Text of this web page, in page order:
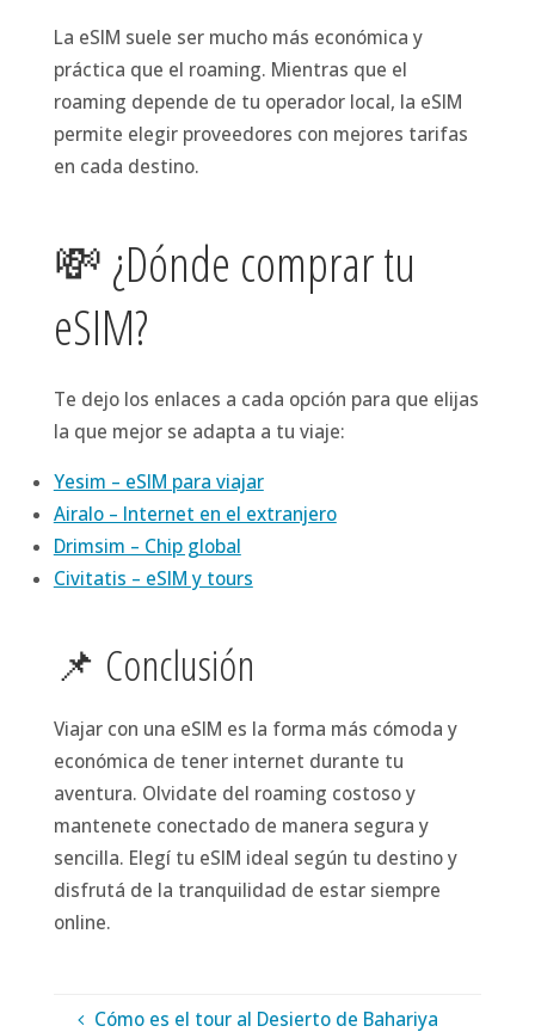
La eSIM suele ser mucho más económica y
práctica que el roaming. Mientras que el
roaming depende de tu operador local, la eSIM
permite elegir proveedores con mejores tarifas
en cada destino.
💸 ¿Dónde comprar tu
eSIM?
Te dejo los enlaces a cada opción para que elijas
la que mejor se adapta a tu viaje:
Yesim – eSIM para viajar
Airalo – Internet en el extranjero
Drimsim – Chip global
Civitatis – eSIM y tours
📌 Conclusión
Viajar con una eSIM es la forma más cómoda y
económica de tener internet durante tu
aventura. Olvidate del roaming costoso y
mantenete conectado de manera segura y
sencilla. Elegí tu eSIM ideal según tu destino y
disfrutá de la tranquilidad de estar siempre
online.
Cómo es el tour al Desierto de Bahariya